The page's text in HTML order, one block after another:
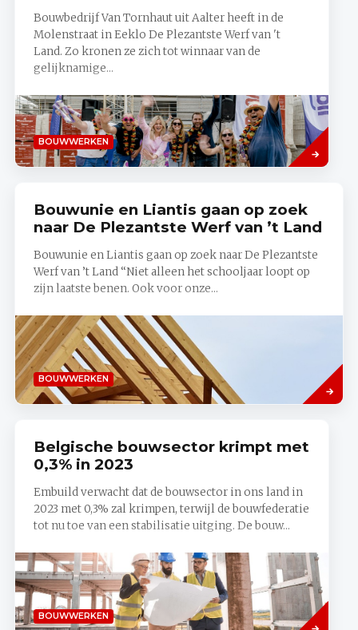
Bouwbedrijf Van Tornhaut uit Aalter heeft in de
Molenstraat in Eeklo De Plezantste Werf van 't
Land. Zo kronen ze zich tot winnaar van de
gelijknamige...
BOUWWERKEN
Lees
meer
Bouwunie en Liantis gaan op zoek
naar De Plezantste Werf van ’t Land
Bouwunie en Liantis gaan op zoek naar De Plezantste
Werf van ’t Land “Niet alleen het schooljaar loopt op
zijn laatste benen. Ook voor onze...
BOUWWERKEN
meer
Belgische bouwsector krimpt met
0,3% in 2023
Embuild verwacht dat de bouwsector in ons land in
2023 met 0,3% zal krimpen, terwijl de bouwfederatie
tot nu toe van een stabilisatie uitging. De bouw...
BOUWWERKEN
Lees
meer